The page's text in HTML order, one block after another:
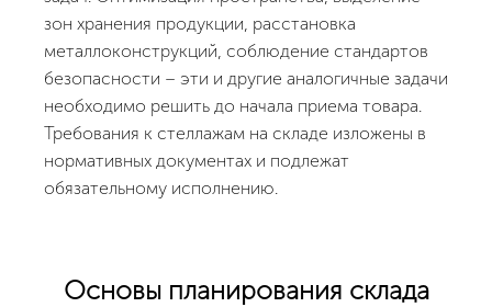
зон хранения продукции, расстановка
металлоконструкций, соблюдение стандартов
безопасности – эти и другие аналогичные задачи
необходимо решить до начала приема товара.
Требования к стеллажам на складе изложены в
нормативных документах и подлежат
обязательному исполнению.
Основы планирования склада